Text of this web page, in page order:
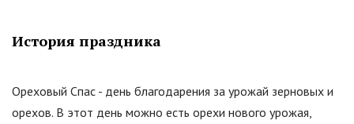
История праздника
Ореховый Спас - день благодарения за урожай зерновых и
орехов. В этот день можно есть орехи нового урожая,